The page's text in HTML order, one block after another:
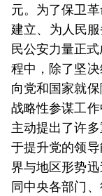
元。为了保卫
建立、为人民
民公安力量正
程中，除了坚
向党和国家就
战略性参谋工
主动提出了许
于提升党的领
界与地区形势
同中央各部门